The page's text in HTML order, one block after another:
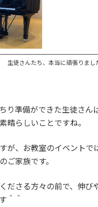
生徒さんたち、本当に頑張りまし
り準備ができた生徒さん
晴らしいことですね。
が、お教室のイベント
ご家族です。
ださる方々の前で、伸
＾＾